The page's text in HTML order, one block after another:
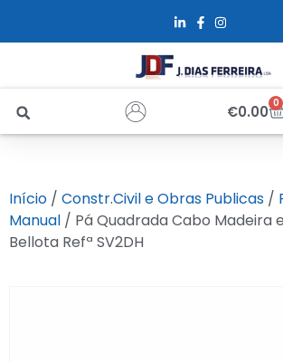
€0.00 0
Sobre Nós
Loja
Início / Constr.Civil e Obras Publicas /
Manual / Pá Quadrada Cabo Madeira
Bellota Refª SV2DH